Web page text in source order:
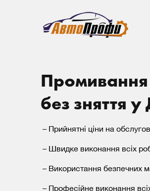
Промивання
без зняття у
– Прийнятні ціни на
– Швидке виконання всіх
– Використання безпечних
– Професійне виконання